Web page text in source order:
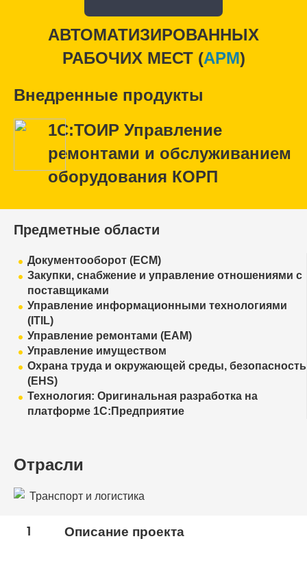
АВТОМАТИЗИРОВАННЫХ
РАБОЧИХ МЕСТ (APM)
Внедренные продукты
1С:ТОИР Управление
ремонтами и обслуживанием
оборудования КОРП
Предметные области
Документооборот (ECM)
Закупки, снабжение и управление отношениями с
поставщиками
Управление информационными технологиями
(ITIL)
Управление ремонтами (EAM)
Управление имуществом
Охрана труда и окружающей среды, безопасность
(EHS)
Технология: Оригинальная разработка на
платформе 1С:Предприятие
Отрасли
Транспорт и логистика
1 Описание проекта